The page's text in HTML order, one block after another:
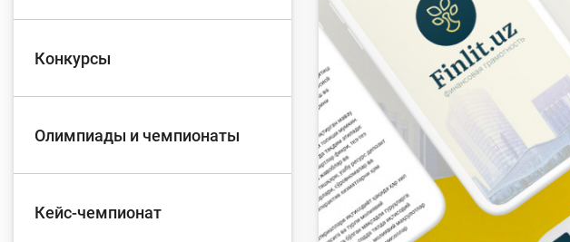
Финансовый рынок
Денежно-кредитная
политика и ее
элементы
Предпринимательство
Конкурсы
Олимпиады и чемпионаты
Кейс-чемпионат